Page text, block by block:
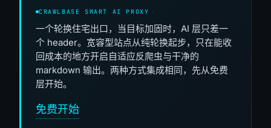
CRAWLBASE SMART AI PROXY
一个轮换住宅出口，当目标加固时，AI 层只差一
个 header。宽容型站点从纯轮换起步，只在能收
回成本的地方开启自适应反爬虫与干净的
markdown 输出。两种方式集成相同，先从免费
层开始。
免费开始